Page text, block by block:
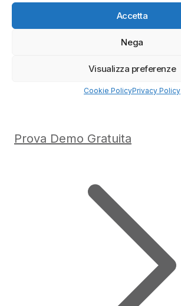
Accetta
Nega
Visualizza preferenze
Cookie PolicyPrivacy Policy
Prova Demo Gratuita